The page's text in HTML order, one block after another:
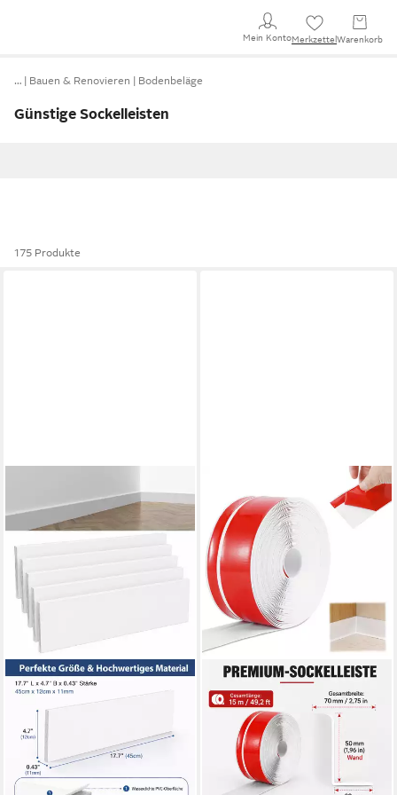
Mein KontoMerkzettel Warenkorb
… Bauen & Renovieren Bodenbeläge
Günstige Sockelleisten
175 Produkte